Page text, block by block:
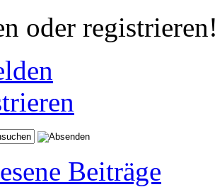
oder
Beiträge